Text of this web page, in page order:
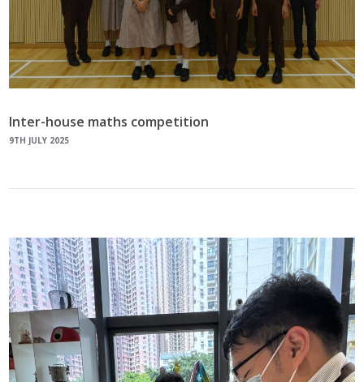
Inter-house maths competition
9TH JULY 2025